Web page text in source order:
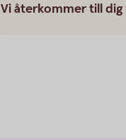
Vi återkommer till dig